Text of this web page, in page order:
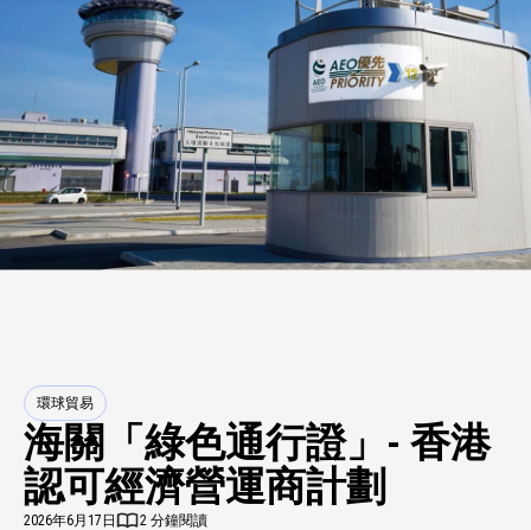
環球貿易
海關「綠色通行證」- 香港
認可經濟營運商計劃
2026年6月17日 2 分鐘閱讀